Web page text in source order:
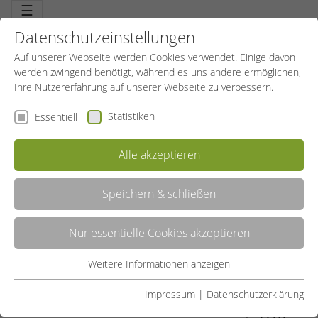
☰
2. STUFE
LehrTrainer KraftFitnessbegleitet und berät seine Kunden über
einen langen Zeitraum. Er kennt die Motivation, setzt gemeinsam
Ziele und zeigt Wege auf. Er kann das Training motivierend
anpassen und setzt immer wieder neue Reize. Ein kompetenter
und verlässlicher Partner des Kunden.
Datenschutzeinstellungen
Auf unserer Webseite werden Cookies verwendet. Einige davon
werden zwingend benötigt, während es uns andere ermöglichen,
Ihre Nutzererfahrung auf unserer Webseite zu verbessern.
Essentiell Statistiken
Alle akzeptieren
Speichern & schließen
Nur essentielle Cookies akzeptieren
Essentielle Cookies werden für grundlegende Funktionen der
Weitere Informationen anzeigen
Impressum | Datenschutzerklärung